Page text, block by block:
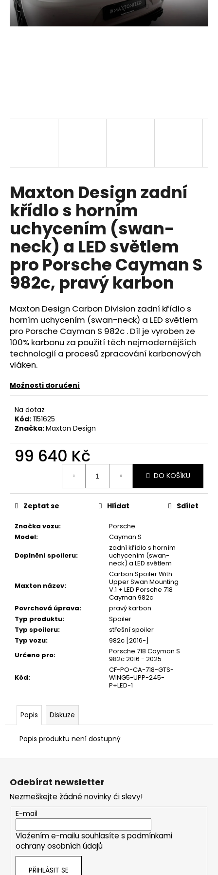
Maxton Design zadní
křídlo s horním
uchycením (swan-
neck) a LED světlem
pro Porsche Cayman S
982c, pravý karbon
Maxton Design Carbon Division zadní křídlo s
horním uchycením (swan-neck) a LED světlem
pro Porsche Cayman S 982c . Díl je vyroben ze
100% karbonu za použití těch nejmodernějších
technologií a procesů zpracování karbonových
vláken.
Možnosti doručení
Na dotaz
Kód: 1151625
Značka:Maxton Design
99 640 Kč
DO KOŠÍKU
Značka vozu:
Porsche
Model:
Cayman S
Doplnění spoileru:
zadní křídlo s horním
uchycením (swan-
neck) a LED světlem
Maxton název:
Carbon Spoiler With
Upper Swan Mounting
V.1 + LED Porsche 718
Cayman 982c
Povrchová úprava:
pravý karbon
Typ produktu:
Spoiler
Typ spoileru:
střešní spoiler
Typ vozu:
982c [2016-]
Určeno pro:
Porsche 718 Cayman S
982c 2016 - 2025
Kód:
CF-PO-CA-718-GTS-
WING5-UPP-245-
P+LED-1
Zeptat se Hlídat Sdílet
Popis Diskuze
Popis produktu není dostupný
a
j
o
o
r
u
č
u
j
e
m
e
PERFORMANCE
DÁRKOVÝ
POUKAZ
VOUCHER
ON-
LINE
100
Z
Odebírat newsletter
Nezmeškejte žádné novinky či slevy!
E-mail
Vložením e-mailu souhlasíte s podmínkami
ochrany osobních údajů
PŘIHLÁSIT SE